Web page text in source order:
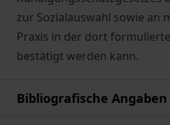
zur Sozialauswahl sowie an
Praxis in der dort
bestätigt werden kann.
Bibliografische Angaben